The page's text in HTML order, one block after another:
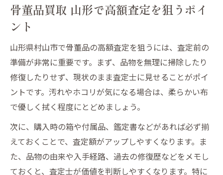
骨董品買取 山形で高額査定を狙うポイ
ント
山形県村山市で骨董品の高額査定を狙うには、査定前の
準備が非常に重要です。まず、品物を無理に掃除したり
修復したりせず、現状のまま査定士に見せることがポイ
ントです。汚れやホコリが気になる場合は、柔らかい布
で優しく拭く程度にとどめましょう。
次に、購入時の箱や付属品、鑑定書などがあれば必ず揃
えておくことで、査定額がアップしやすくなります。ま
た、品物の由来や入手経路、過去の修復歴などをメモし
ておくと、査定士が価値を判断しやすくなります。特に